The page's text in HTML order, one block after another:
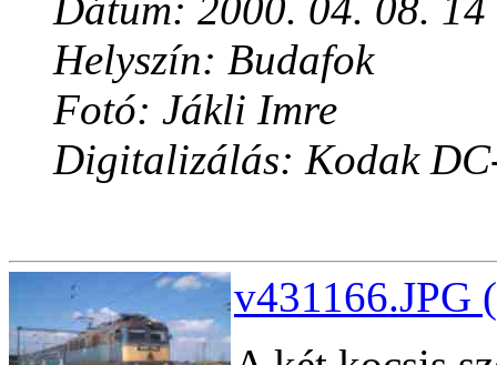
Dátum: 2000. 04. 08.
Helyszín: Budafok
Fotó: Jákli Imre
Digitalizálás: Kodak
v431166.JPG